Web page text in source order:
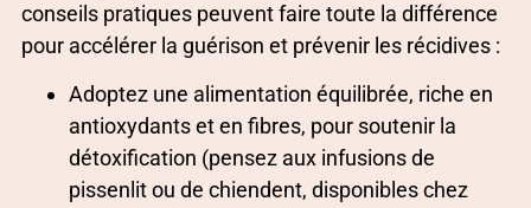
conseils pratiques peuvent faire toute la différence
pour accélérer la guérison et prévenir les récidives :
Adoptez une alimentation équilibrée, riche en
antioxydants et en fibres, pour soutenir la
détoxification (pensez aux infusions de
pissenlit ou de chiendent, disponibles chez